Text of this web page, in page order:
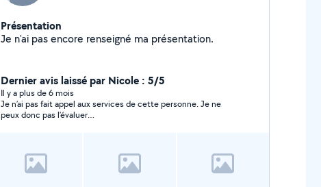
Présentation
Je n'ai pas encore renseigné ma présentation.
Dernier avis laissé par Nicole : 5/5
Il y a plus de 6 mois
Je n’ai pas fait appel aux services de cette personne. Je ne
peux donc pas l’évaluer…